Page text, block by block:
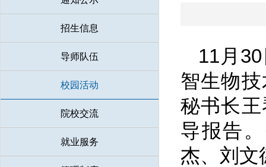
招生信息
导师队伍
校园活动
院校交流
就业服务
11月
智生物
秘书长
导报告
杰、刘文